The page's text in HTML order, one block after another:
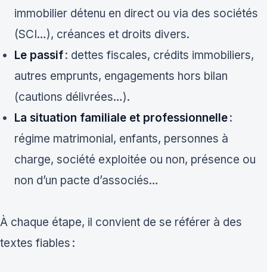
immobilier détenu en direct ou via des sociétés
(SCI…), créances et droits divers.
Le passif: dettes fiscales, crédits immobiliers,
autres emprunts, engagements hors bilan
(cautions délivrées…).
La situation familiale et professionnelle:
régime matrimonial, enfants, personnes à
charge, société exploitée ou non, présence ou
non d’un pacte d’associés…
À chaque étape, il convient de se référer à des
textes fiables :